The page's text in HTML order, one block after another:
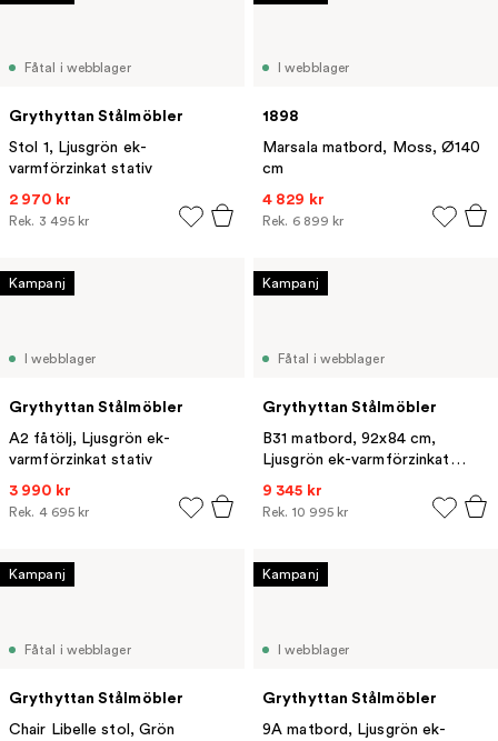
Fåtal i webblager
Grythyttan Stålmöbler
Stol 1, Ljusgrön ek-
varmförzinkat stativ
2 970 kr
Rek. 3 495 kr
I webblager
1898
Marsala matbord, Moss, Ø140
cm
4 829 kr
Rek. 6 899 kr
I webblager
Grythyttan Stålmöbler
A2 fåtölj, Ljusgrön ek-
varmförzinkat stativ
3 990 kr
Rek. 4 695 kr
Kampanj
Fåtal i webblager
Grythyttan Stålmöbler
B31 matbord, 92x84 cm,
Ljusgrön ek-varmförzinkat
stativ
9 345 kr
Rek. 10 995 kr
Kampanj
Fåtal i webblager
Grythyttan Stålmöbler
Chair Libelle stol, Grön
Kampanj
I webblager
Grythyttan Stålmöbler
9A matbord, Ljusgrön ek-
Kampanj